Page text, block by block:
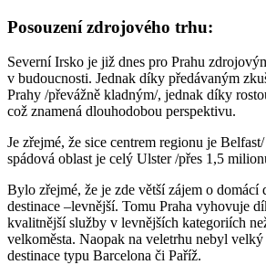
Posouzení zdrojového trhu:
Severní Irsko je již dnes pro Prahu
v budoucnosti. Jednak díky předávaným
Prahy /převážně kladným/, jednak díky
což znamená dlouhodobou perspektivu.
Je zřejmé, že sice centrem regionu je
spádová oblast je celý Ulster /přes 1,5
Bylo zřejmé, že je zde větší zájem o domácí
destinace –levnější. Tomu Praha vyhovuje
kvalitnější služby v levnějších kategoriích
velkoměsta. Naopak na veletrhu nebyl
destinace typu Barcelona či Paříž.